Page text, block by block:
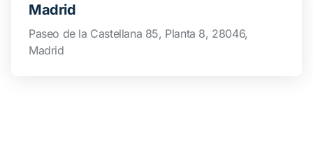
Madrid
Paseo de la Castellana 85, Planta 8, 28046,
Madrid